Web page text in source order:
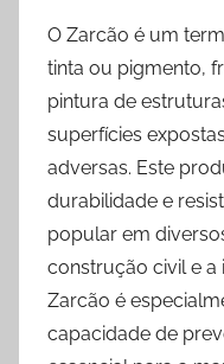
O Zarcão é um
tinta ou pigmento,
pintura de
superfícies
adversas. Este
durabilidade e
popular em
construção civil e a
Zarcão é
capacidade de